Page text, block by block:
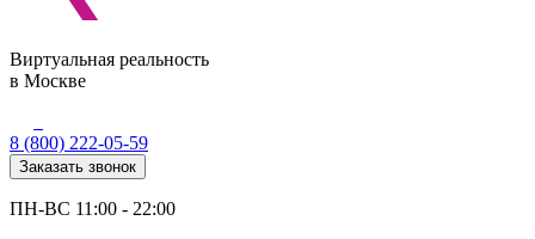
Виртуальная реальность
в Москве
8 (800) 222-05-59
Заказать звонок
ПН-ВС 11:00 - 22:00